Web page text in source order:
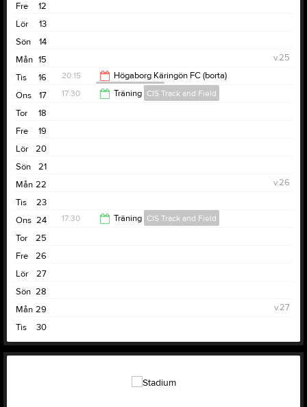
12
Fre
13
Lör
14
Sön
15
Mån
v.25
16
Tis 20:15
Högaborg Käringön FC (borta)
CIS Football Men
17
Ons 17:30 Träning CIS Track and Field
18
Tor
19
Fre
20
Lör
21
Sön
22
Mån
v.26
23
Tis
24
Ons 17:30 Träning CIS Track and Field
25
Tor
26
Fre
27
Lör
28
Sön
29
Mån
v.27
30
Tis